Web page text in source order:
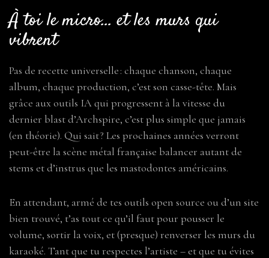
À toi le micro… et les murs qui
vibrent
Pas de recette universelle : chaque chanson, chaque
album, chaque production, c’est son casse-tête. Mais
grâce aux outils IA qui progressent à la vitesse du
dernier blast d’Archspire, c’est plus simple que jamais
(en théorie). Qui sait ? Les prochaines années verront
peut-être la scène métal française balancer autant de
stems et d’instrus que les mastodontes américains.
En attendant, armé de tes outils open source ou d’un site
bien trouvé, t’as tout ce qu’il faut pour pousser le
volume, sortir la voix, et (presque) renverser les murs du
karaoké. Tant que tu respectes l’artiste – et que tu évites